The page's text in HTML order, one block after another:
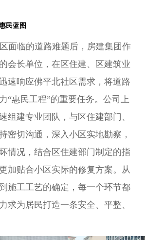
民蓝图
面临的道路难题后，房建集团作
会长单位，在区住建、区建筑业
速响应佛平北社区需求，将道路
“惠民工程”的重要任务。公司上
组建专业团队，与区住建部门、
密切沟通，深入小区实地勘察，
情况，结合区住建部门制定的指
加贴合小区实际的修复方案。从
施工工艺的确定，每一个环节都
求为居民打造一条安全、平整、